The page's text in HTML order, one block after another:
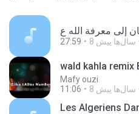
27:59 8 سال‌ها پیش
wald kahla remix
Mafy ouzi
11:06
8 سال‌ها پیش
Les Algeriens